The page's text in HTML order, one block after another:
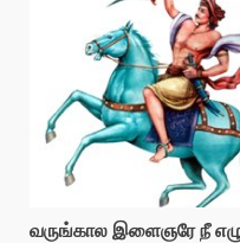
வருங்கால இளைஞரே நீ